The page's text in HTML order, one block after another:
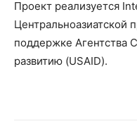
Проект реализуется
Центральноазиатской
поддержке
развитию (USAID).